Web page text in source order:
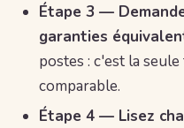
Étape 3 —
garanties
postes : c'est la
comparable.
Étape 4 — Lisez